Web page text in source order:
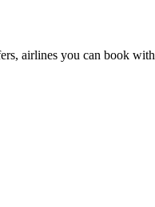
airlines you can book with